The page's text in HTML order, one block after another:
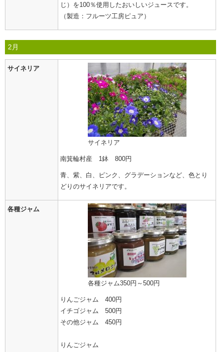
じ）を100％使用したおいしいジュースです。
（製造：フルーツ工房ピュア）
2月
サイネリア
サイネリア
南箕輪村産 1鉢 800円
青、紫、白、ピンク、グラデーションなど、色とり
どりのサイネリアです。
各種ジャム
各種ジャム350円～500円
りんごジャム 400円
イチゴジャム 500円
その他ジャム 450円
りんごジャム